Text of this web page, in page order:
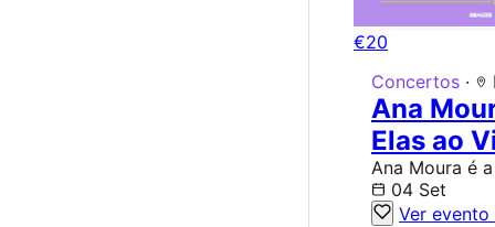
€20
Concertos ·
Ana
Elas ao
Ana Moura é
04 Set
Ver